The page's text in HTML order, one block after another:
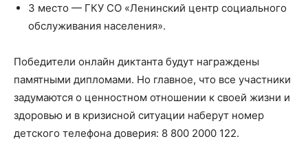
3 место — ГКУ СО «Ленинский центр социального
обслуживания населения».
Победители онлайн диктанта будут награждены
памятными дипломами. Но главное, что все участники
задумаются о ценностном отношении к своей жизни и
здоровью и в кризисной ситуации наберут номер
детского телефона доверия: 8 800 2000 122.